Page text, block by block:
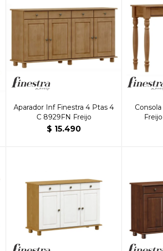
Aparador Inf Finestra 4 Ptas 4
C 8929FN Freijo
$ 15.490